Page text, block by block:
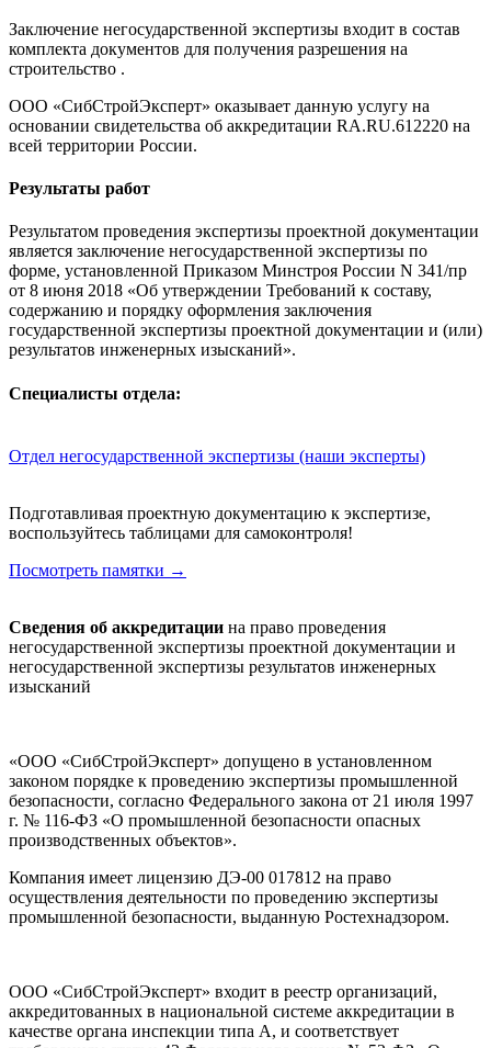
Заключение негосударственной экспертизы входит в состав
комплекта документов для получения разрешения на
строительство .
ООО «СибСтройЭксперт» оказывает данную услугу на
основании свидетельства об аккредитации RA.RU.612220 на
всей территории России.
Результаты работ
Результатом проведения экспертизы проектной документации
является заключение негосударственной экспертизы по
форме, установленной Приказом Минстроя России N 341/пр
от 8 июня 2018 «Об утверждении Требований к составу,
содержанию и порядку оформления заключения
государственной экспертизы проектной документации и (или)
результатов инженерных изысканий».
Специалисты отдела:
Отдел негосударственной экспертизы (наши эксперты)
Подготавливая проектную документацию к экспертизе,
воспользуйтесь таблицами для самоконтроля!
Посмотреть памятки →
Сведения об аккредитации на право проведения
негосударственной экспертизы проектной документации и
негосударственной экспертизы результатов инженерных
изысканий
«ООО «СибСтройЭксперт» допущено в установленном
законом порядке к проведению экспертизы промышленной
безопасности, согласно Федерального закона от 21 июля 1997
г. № 116-ФЗ «О промышленной безопасности опасных
производственных объектов».
Компания имеет лицензию ДЭ-00 017812 на право
осуществления деятельности по проведению экспертизы
промышленной безопасности, выданную Ростехнадзором.
ООО «СибСтройЭксперт» входит в реестр организаций,
аккредитованных в национальной системе аккредитации в
качестве органа инспекции типа А, и соответствует